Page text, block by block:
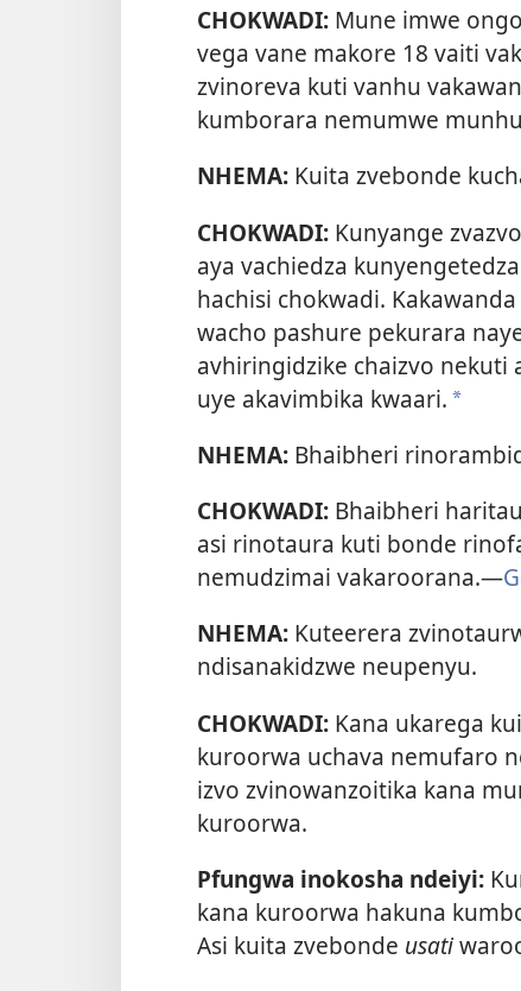
CHOKWADI: Mune imwe
vega vane makore 18 vaiti
zvinoreva kuti vanhu
kumborara nemumwe
NHEMA: Kuita zvebonde
CHOKWADI: Kunyange
aya vachiedza
hachisi chokwadi.
wacho pashure pekurara
avhiringidzike chaizvo
uye akavimbika kwaari. a
NHEMA: Bhaibheri
CHOKWADI: Bhaibheri
asi rinotaura kuti bonde
nemudzimai vakaroorana.—
NHEMA: Kuteerera
ndisanakidzwe neupenyu.
CHOKWADI: Kana ukarega
kuroorwa uchava nemufaro
izvo zvinowanzoitika kana
kuroorwa.
Pfungwa inokosha ndeiyi:
kana kuroorwa hakuna
Asi kuita zvebonde usati